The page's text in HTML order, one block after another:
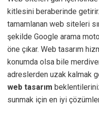
kitlesini beraberinde
tamamlanan web siteleri
şekilde Google arama
öne çıkar. Web tasarım
konumda olsa bile
adreslerden uzak kalmak
web tasarım
sunmak için en iyi